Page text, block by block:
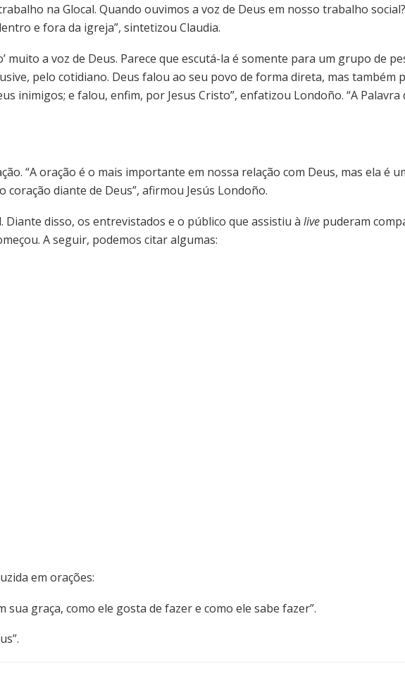
na Glocal. Quando ouvimos a voz de Deus em nosso trabalho
e fora da igreja”, sintetizou Claudia.
a voz de Deus. Parece que escutá-la é somente para um grupo de
pelo cotidiano. Deus falou ao seu povo de forma direta, mas também
inimigos; e falou, enfim, por Jesus Cristo”, enfatizou Londoño. “A Palavra
“A oração é o mais importante em nossa relação com Deus, mas ela é
diante de Deus”, afirmou Jesús Londoño.
disso, os entrevistados e o público que assistiu à live puderam
A seguir, podemos citar algumas:
em orações:
sua graça, como ele gosta de fazer e como ele sabe fazer”.